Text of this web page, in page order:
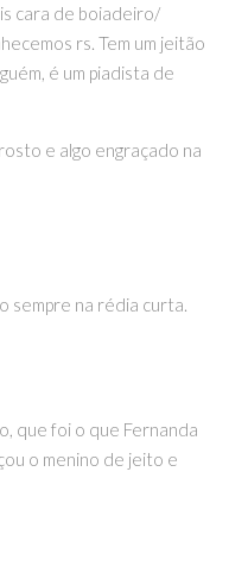
cara de boiadeiro/
rs. Tem um jeitão
é um piadista de
e algo engraçado na
na rédia curta.
que foi o que Fernanda
o menino de jeito e